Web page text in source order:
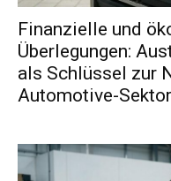
Finanzielle und
Überlegungen:
als Schlüssel zur
Automotive-Sektor